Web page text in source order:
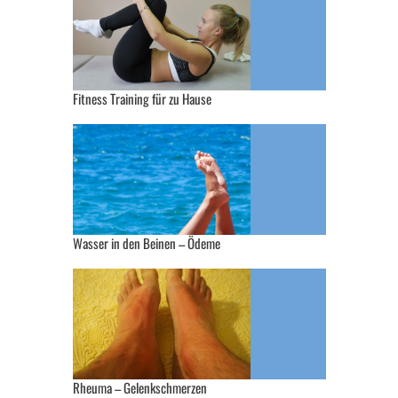
Fitness Training für zu Hause
Wasser in den Beinen – Ödeme
Rheuma – Gelenkschmerzen